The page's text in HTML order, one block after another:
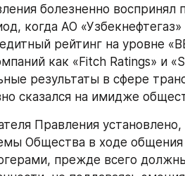
болезненно воспринял
когда АО
рейтинг на уровне
как «Fitch Ratings» и
результаты в сфере
сказался на имидже
Правления
Общества в ходе
прежде всего